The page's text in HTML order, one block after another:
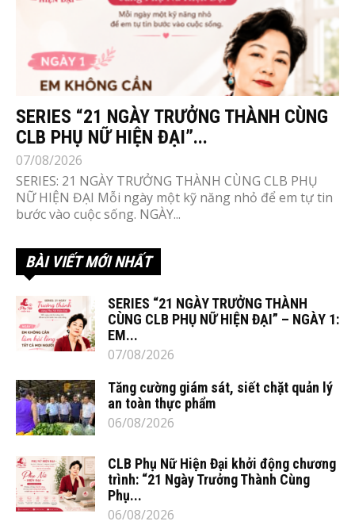
SERIES “21 NGÀY TRƯỞNG THÀNH CÙNG
CLB PHỤ NỮ HIỆN ĐẠI”...
07/08/2026
SERIES: 21 NGÀY TRƯỞNG THÀNH CÙNG CLB PHỤ
NỮ HIỆN ĐẠI Mỗi ngày một kỹ năng nhỏ để em tự tin
bước vào cuộc sống. NGÀY...
BÀI VIẾT MỚI NHẤT
SERIES “21 NGÀY TRƯỞNG THÀNH
CÙNG CLB PHỤ NỮ HIỆN ĐẠI” – NGÀY 1:
EM...
07/08/2026
Tăng cường giám sát, siết chặt quản lý
an toàn thực phẩm
06/08/2026
CLB Phụ Nữ Hiện Đại khởi động chương
trình: “21 Ngày Trưởng Thành Cùng
Phụ...
06/08/2026